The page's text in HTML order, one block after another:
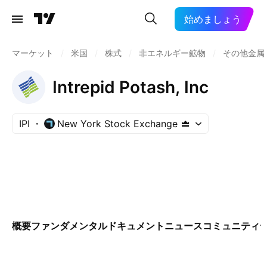
始めましょう
マーケット 米国 株式 非エネルギー鉱物 その他金属
Intrepid Potash, Inc
IPI New York Stock Exchange
概要ファンダメンタルドキュメント ニュースコミュニティ